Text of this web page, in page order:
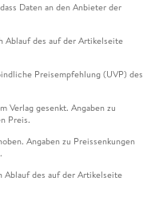
Daten an den Anbieter der
Ablauf des auf der Artikelseite
Preisempfehlung (UVP) des
Verlag gesenkt. Angaben zu
Preis.
Angaben zu Preissenkungen
Ablauf des auf der Artikelseite